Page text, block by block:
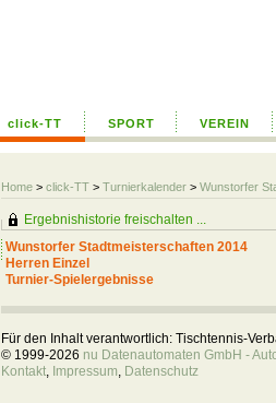
click-TT SPORT VEREIN
Home > click-TT > Turnierkalender > Wunstorfer
Ergebnishistorie freischalten ...
Wunstorfer Stadtmeisterschaften 2014
Herren Einzel
Turnier-Spielergebnisse
Für den Inhalt verantwortlich: Tischtennis-
© 1999-2026 nu Datenautomaten GmbH -
Kontakt, Impressum, Datenschutz